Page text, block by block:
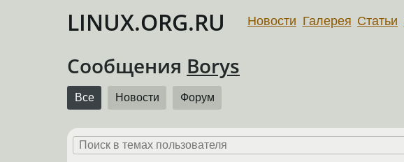
LINUX.ORG.RU Новости Галерея Статьи
Сообщения Borys
Все Новости Форум